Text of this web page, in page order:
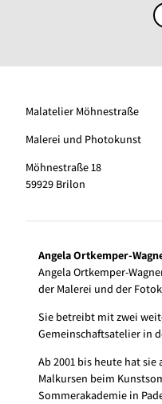
Malatelier Möhnestraße
Malerei und Photokunst
Möhnestraße 18
59929 Brilon
Angela Ortkemper-
Angela Ortkemper-
der Malerei und der
Sie betreibt mit zwei
Gemeinschaftsatelier in
Ab 2001 bis heute hat
Malkursen beim
Sommerakademie in